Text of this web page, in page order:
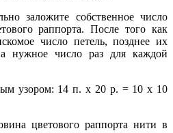
заложите собственное число
раппорта. После того как
число петель, позднее их
нужное число раз для каждой
узором: 14 п. х 20 р. = 10 х 10
цветового раппорта нити в